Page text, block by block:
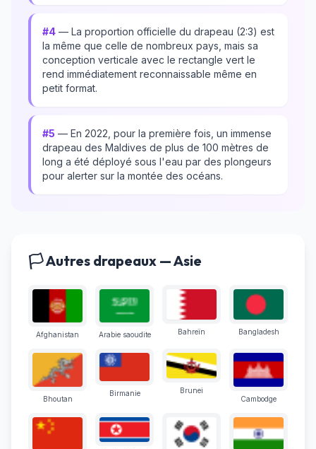
#4 — La proportion officielle du drapeau (2:3) est
la même que celle de nombreux pays, mais sa
conception verticale avec le rectangle vert le
rend immédiatement reconnaissable même en
petit format.
#5 — En 2022, pour la première fois, un immense
drapeau des Maldives de plus de 100 mètres de
long a été déployé sous l'eau par des plongeurs
pour alerter sur la montée des océans.
🏳️ Autres drapeaux — Asie
Afghanistan Arabie saoudite Bahreïn Bangladesh
Bhoutan
Birmanie
Brunei
Cambodge